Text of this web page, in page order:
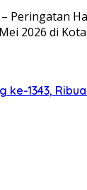
Peringatan
2026 di
ke-1343,